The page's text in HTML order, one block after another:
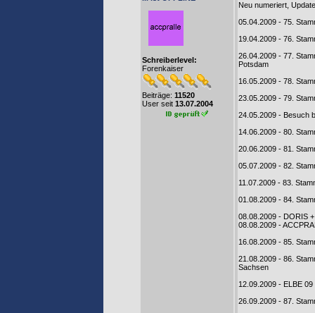
Schreiberlevel:
Forenkaiser
Beiträge: 11520
User seit 13.07.2004
Neu numeriert,
05.04.2009 - 75.
19.04.2009 - 76.
26.04.2009 - 77.
Potsdam
16.05.2009 - 78.
23.05.2009 - 79.
24.05.2009 - Besuch
14.06.2009 - 80.
20.06.2009 - 81.
05.07.2009 - 82.
11.07.2009 - 83.
01.08.2009 - 84.
08.08.2009 - DORIS
08.08.2009 -
16.08.2009 - 85.
21.08.2009 - 86.
Sachsen
12.09.2009 - ELBE
26.09.2009 - 87.